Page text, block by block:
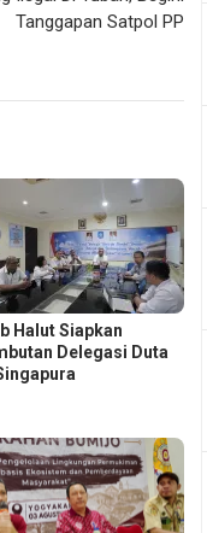
Tanggapan Satpol PP
Halut Siapkan
Delegasi Duta